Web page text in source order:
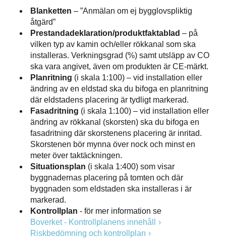
Blanketten – ”Anmälan om ej bygglovspliktig
åtgärd”
Prestandadeklaration/produktfaktablad – på
vilken typ av kamin och/eller rökkanal som ska
installeras. Verkningsgrad (%) samt utsläpp av CO
ska vara angivet, även om produkten är CE-märkt.
Planritning (i skala 1:100) – vid installation eller
ändring av en eldstad ska du bifoga en planritning
där eldstadens placering är tydligt markerad.
Fasadritning (i skala 1:100) – vid installation eller
ändring av rökkanal (skorsten) ska du bifoga en
fasadritning där skorstenens placering är inritad.
Skorstenen bör mynna över nock och minst en
meter över taktäckningen.
Situationsplan (i skala 1:400) som visar
byggnadernas placering på tomten och där
byggnaden som eldstaden ska installeras i är
markerad.
Kontrollplan - för mer information se
Boverket - Kontrollplanens innehåll
Riskbedömning och kontrollplan